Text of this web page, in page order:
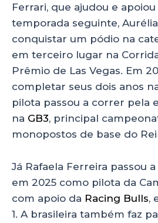
Ferrari, que ajudou e
temporada seguinte,
conquistar um pódio na
em terceiro lugar na
Prêmio de Las Vegas. Em
completar seus dois anos
pilota passou a correr pela
na GB3, principal
monopostos de base do
Já Rafaela Ferreira passou
em 2025 como pilota da
com apoio da Racing Bulls,
1. A brasileira também faz